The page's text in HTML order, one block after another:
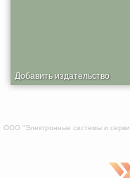
Добавить издательство
ООО "Электронные системы и